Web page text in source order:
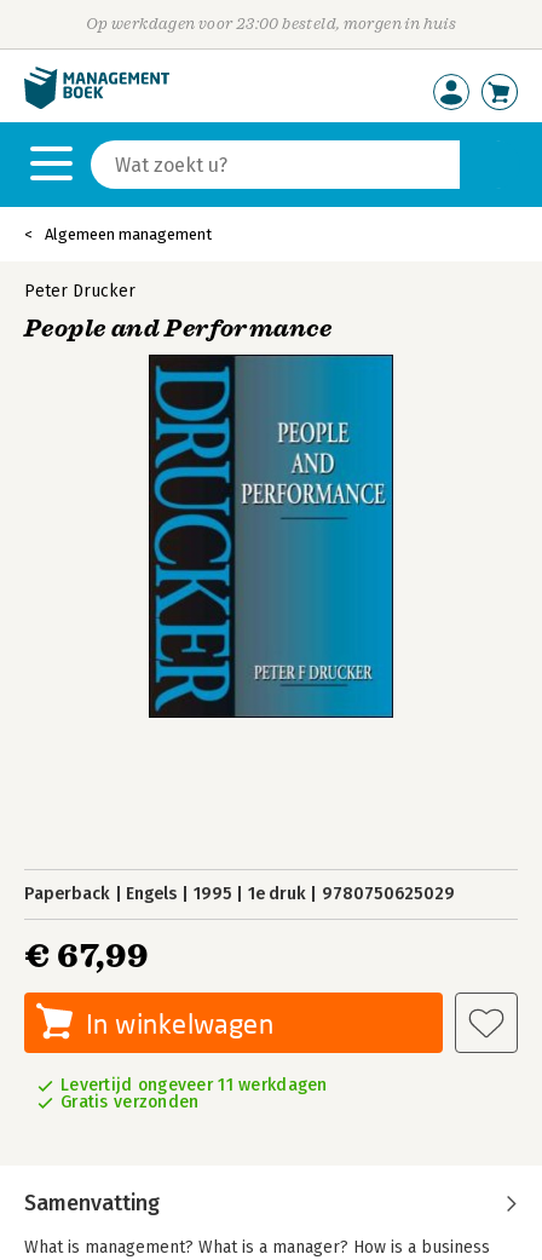
Op werkdagen voor 23:00 besteld, morgen in huis
Algemeen management
Peter Drucker
People and Performance
Paperback Engels 1995 1e druk 9780750625029
€ 67,99
In winkelwagen
Levertijd ongeveer 11 werkdagen
Gratis verzonden
Samenvatting
What is management? What is a manager? How is a business